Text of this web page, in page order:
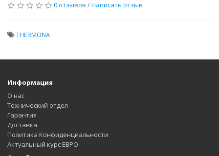
0 отзывов /Написать отзыв
THERMONA
Информация
О нас
Технический отдел
Гарантия
Доставка
Политика Конфиденциальности
Актуальный курс ЕВРО